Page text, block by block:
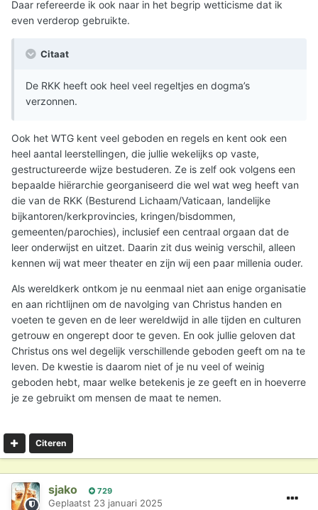
Daar refereerde ik ook naar in het begrip wetticisme dat ik
even verderop gebruikte.
Citaat
De RKK heeft ook heel veel regeltjes en dogma’s
verzonnen.
Ook het WTG kent veel geboden en regels en kent ook een
heel aantal leerstellingen, die jullie wekelijks op vaste,
gestructureerde wijze bestuderen. Ze is zelf ook volgens een
bepaalde hiërarchie georganiseerd die wel wat weg heeft van
die van de RKK (Besturend Lichaam/Vaticaan, landelijke
bijkantoren/kerkprovincies, kringen/bisdommen,
gemeenten/parochies), inclusief een centraal orgaan dat de
leer onderwijst en uitzet. Daarin zit dus weinig verschil, alleen
kennen wij wat meer theater en zijn wij een paar millenia ouder.
Als wereldkerk ontkom je nu eenmaal niet aan enige organisatie
en aan richtlijnen om de navolging van Christus handen en
voeten te geven en de leer wereldwijd in alle tijden en culturen
getrouw en ongerept door te geven. En ook jullie geloven dat
Christus ons wel degelijk verschillende geboden geeft om na te
leven. De kwestie is daarom niet of je nu veel of weinig
geboden hebt, maar welke betekenis je ze geeft en in hoeverre
je ze gebruikt om mensen de maat te nemen.
Citeren
sjako 729
Geplaatst 23 januari 2025